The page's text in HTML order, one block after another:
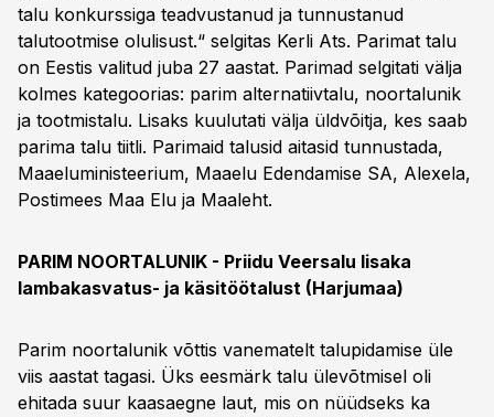
talu konkurssiga teadvustanud ja tunnustanud
talutootmise olulisust.“ selgitas Kerli Ats. Parimat talu
on Eestis valitud juba 27 aastat. Parimad selgitati välja
kolmes kategoorias: parim alternatiivtalu, noortalunik
ja tootmistalu. Lisaks kuulutati välja üldvõitja, kes saab
parima talu tiitli. Parimaid talusid aitasid tunnustada,
Maaeluministeerium, Maaelu Edendamise SA, Alexela,
Postimees Maa Elu ja Maaleht.
PARIM NOORTALUNIK - Priidu Veersalu Iisaka
lambakasvatus- ja käsitöötalust (Harjumaa)
Parim noortalunik võttis vanematelt talupidamise üle
viis aastat tagasi. Üks eesmärk talu ülevõtmisel oli
ehitada suur kaasaegne laut, mis on nüüdseks ka